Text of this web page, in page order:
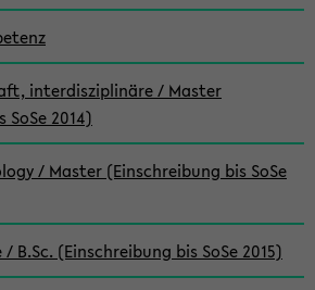
interdisziplinäre / Master
2014)
/ Master (Einschreibung bis SoSe
B.Sc. (Einschreibung bis SoSe 2015)